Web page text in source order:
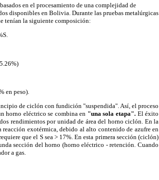
en el procesamiento de una complejidad de
disponibles en Bolivia. Durante las pruebas metalúrgicas
tenían la siguiente composición:
en peso).
de ciclón con fundición "suspendida". Así, el proceso
horno eléctrico se combina en "una sola etapa". El éxito
rendimientos por unidad de área del horno ciclón. En la
exotérmica, debido al alto contenido de azufre en
que el S sea > 17%. En esta primera sección (ciclón)
sección del horno (horno eléctrico - retención. Cuando
a gas.